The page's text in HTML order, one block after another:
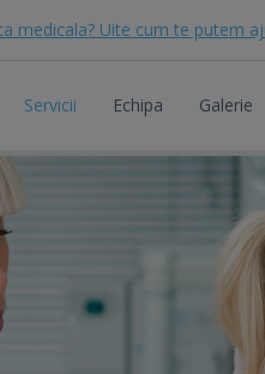
medicala? Uite cum te putem
Servicii Echipa Galerie